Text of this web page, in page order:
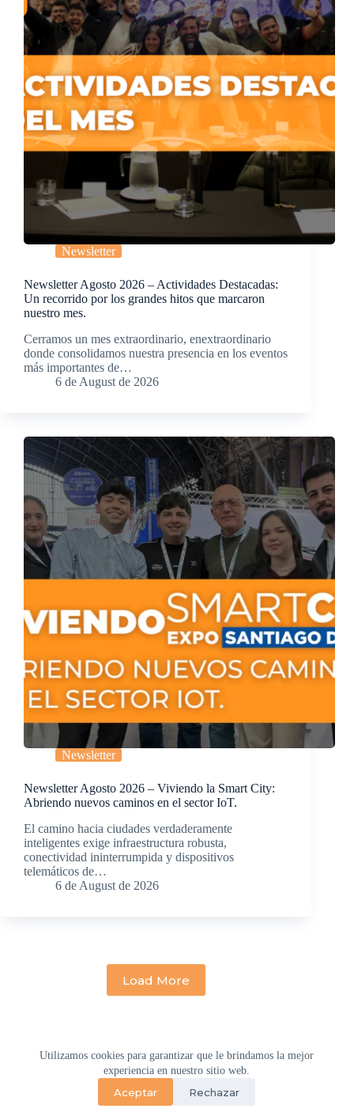
Utilizamos cookies para garantizar que le brindamos la mejor
experiencia en nuestro sitio web.
Aceptar Rechazar
Newsletter
Newsletter Agosto 2026 – Actividades Destacadas:
Un recorrido por los grandes hitos que marcaron
nuestro mes.
Cerramos un mes extraordinario, enextraordinario
donde consolidamos nuestra presencia en los eventos
más importantes de…
6 de August de 2026
Newsletter
Newsletter Agosto 2026 – Viviendo la Smart City:
Abriendo nuevos caminos en el sector IoT.
El camino hacia ciudades verdaderamente
inteligentes exige infraestructura robusta,
conectividad ininterrumpida y dispositivos
telemáticos de…
6 de August de 2026
Load More
Home Empresa
Soluciones
M2M CENTER
Blog M2M Lover
Copyright © 2026 M2M DataGlobal - Sitio desarrollado por